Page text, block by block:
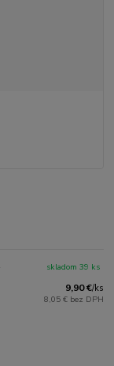
9,90 €/ks
8,05 € bez DPH
skladom 39 ks